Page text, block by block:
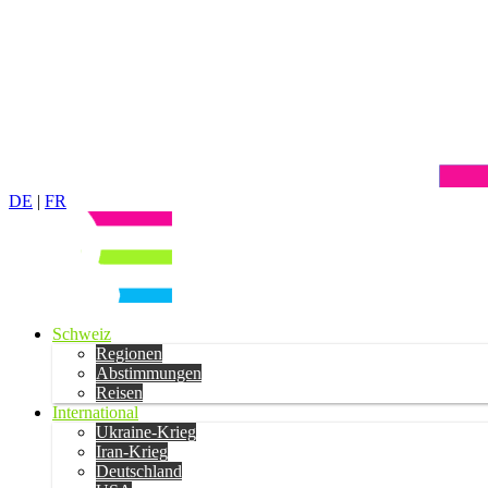
DE | FR
Schweiz
Regionen
Abstimmungen
Reisen
International
Ukraine-Krieg
Iran-Krieg
Deutschland